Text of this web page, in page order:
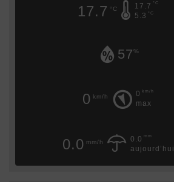
17.7 °C 17.7 °C
5.3 °C
57%
0 km/h 0 km/h
max
0.0 mm/h 0.0 mm
aujourd’hui